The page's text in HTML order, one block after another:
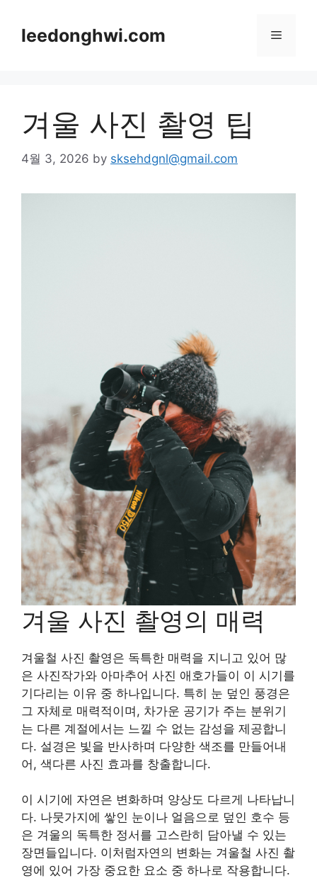
contentleedonghwi.com Menu
겨울 사진 촬영 팁
4월 3, 2026 by sksehdgnl@gmail.com
겨울 사진 촬영의 매력
겨울철 사진 촬영은 독특한 매력을 지니고 있어 많
은 사진작가와 아마추어 사진 애호가들이 이 시기를
기다리는 이유 중 하나입니다. 특히 눈 덮인 풍경은
그 자체로 매력적이며, 차가운 공기가 주는 분위기
는 다른 계절에서는 느낄 수 없는 감성을 제공합니
다. 설경은 빛을 반사하며 다양한 색조를 만들어내
어, 색다른 사진 효과를 창출합니다.
이 시기에 자연은 변화하며 양상도 다르게 나타납니
다. 나뭇가지에 쌓인 눈이나 얼음으로 덮인 호수 등
은 겨울의 독특한 정서를 고스란히 담아낼 수 있는
장면들입니다. 이처럼자연의 변화는 겨울철 사진 촬
영에 있어 가장 중요한 요소 중 하나로 작용합니다.